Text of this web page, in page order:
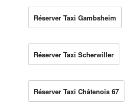
Réserver Taxi Gambsheim
Réserver Taxi Scherwiller
Réserver Taxi Châtenois 67